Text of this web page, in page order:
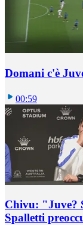
Domani c'è
00:59
Chivu: "Juve?
Spalletti